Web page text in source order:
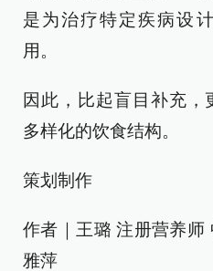
是为治疗特定疾病设
用。
因此，比起盲目补充
多样化的饮食结构。
策划制作
作者｜王璐 注册营养师
雅萍